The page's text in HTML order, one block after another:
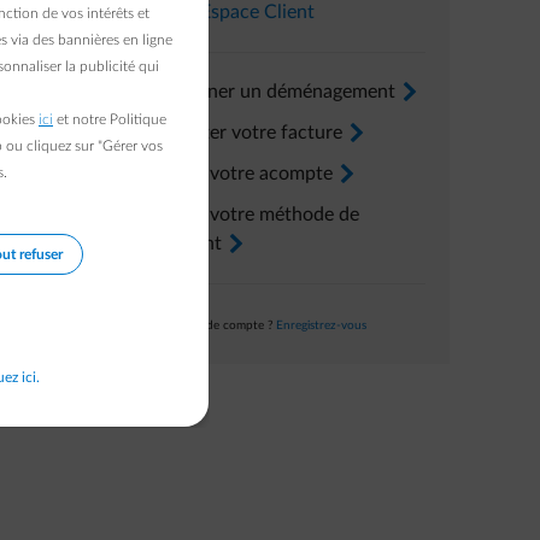
Dans l’ Espace Client
Renseigner un déménagement arrow-right
Consulter votre facture arrow-right
Ajuster votre acompte arrow-right
Ajuster votre méthode de
paiement arrow-right
Pas encore de compte ? Enregistrez-vous
de vos intérêts et
via des bannières en ligne
la publicité qui
ici et notre Politique
ou cliquez sur "Gérer vos
refuser
ici.